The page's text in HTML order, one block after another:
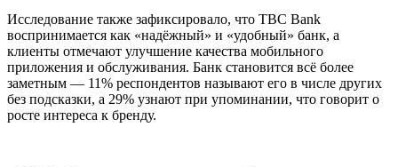
Исследование также зафиксировало, что TBC Bank
воспринимается как «надёжный» и «удобный» банк, а
клиенты отмечают улучшение качества мобильного
приложения и обслуживания. Банк становится всё более
заметным — 11% респондентов называют его в числе других
без подсказки, а 29% узнают при упоминании, что говорит о
росте интереса к бренду.